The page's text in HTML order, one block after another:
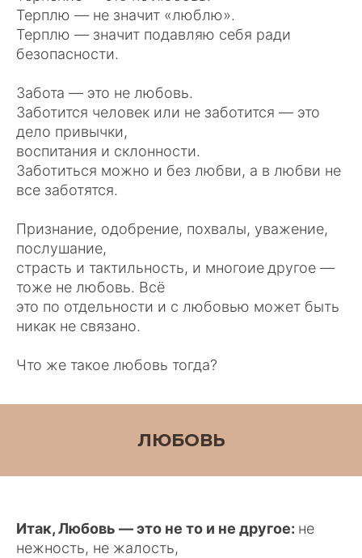
Терплю — не значит «люблю».
Терплю — значит подавляю себя ради
безопасности.
Забота — это не любовь.
Заботится человек или не заботится — это
дело привычки,
воспитания и склонности.
Заботиться можно и без любви, а в любви не
все заботятся.
Признание, одобрение, похвалы, уважение,
послушание,
страсть и тактильность, и многоие другое —
тоже не любовь. Всё
это по отдельности и с любовью может быть
никак не связано.
Что же такое любовь тогда?
ЛЮБОВЬ
Итак, Любовь — это не то и не другое: не
нежность, не жалость,